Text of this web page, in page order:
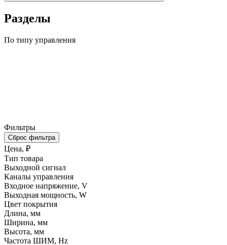
Разделы
По типу управления
Фильтры
Сброс фильтра
Цена, ₽
Тип товара
Выходной сигнал
Каналы управления
Входное напряжение, V
Выходная мощность, W
Цвет покрытия
Длина, мм
Ширина, мм
Высота, мм
Частота ШИМ, Hz